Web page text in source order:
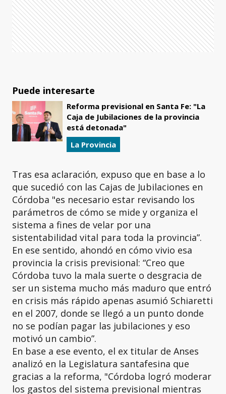
Puede interesarte
Reforma previsional en Santa Fe: "La
Caja de Jubilaciones de la provincia
está detonada"
La Provincia
Tras esa aclaración, expuso que en base a lo
que sucedió con las Cajas de Jubilaciones en
Córdoba "es necesario estar revisando los
parámetros de cómo se mide y organiza el
sistema a fines de velar por una
sistentabilidad vital para toda la provincia”.
En ese sentido, ahondó en cómo vivio esa
provincia la crisis previsional: “Creo que
Córdoba tuvo la mala suerte o desgracia de
ser un sistema mucho más maduro que entró
en crisis más rápido apenas asumió Schiaretti
en el 2007, donde se llegó a un punto donde
no se podían pagar las jubilaciones y eso
motivó un cambio”.
En base a ese evento, el ex titular de Anses
analizó en la Legislatura santafesina que
gracias a la reforma, "Córdoba logró moderar
los gastos del sistema previsional mientras